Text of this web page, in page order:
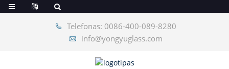
Telefonas: 0086-400-089-8280
info@yongyuglass.com